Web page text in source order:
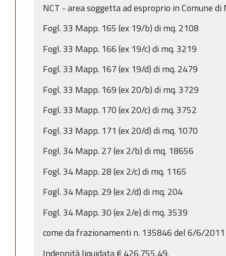
NCT - area soggetta ad esproprio in Comune
Fogl. 33 Mapp. 165 (ex 19/b) di mq. 2108
Fogl. 33 Mapp. 166 (ex 19/c) di mq. 3219
Fogl. 33 Mapp. 167 (ex 19/d) di mq. 2479
Fogl. 33 Mapp. 169 (ex 20/b) di mq. 3729
Fogl. 33 Mapp. 170 (ex 20/c) di mq. 3752
Fogl. 33 Mapp. 171 (ex 20/d) di mq. 1070
Fogl. 34 Mapp. 27 (ex 2/b) di mq. 18656
Fogl. 34 Mapp. 28 (ex 2/c) di mq. 1165
Fogl. 34 Mapp. 29 (ex 2/d) di mq. 204
Fogl. 34 Mapp. 30 (ex 2/e) di mq. 3539
come da frazionamenti n. 135846 del 6/6/
Indennità liquidata € 426.755,49.